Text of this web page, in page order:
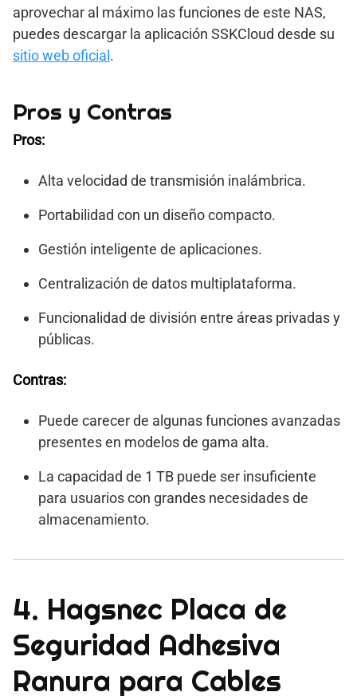
aprovechar al máximo las funciones de este NAS,
puedes descargar la aplicación SSKCloud desde su
sitio web oficial .
Pros y Contras
Pros:
Alta velocidad de transmisión inalámbrica.
Portabilidad con un diseño compacto.
Gestión inteligente de aplicaciones.
Centralización de datos multiplataforma.
Funcionalidad de división entre áreas privadas y
públicas.
Contras:
Puede carecer de algunas funciones avanzadas
presentes en modelos de gama alta.
La capacidad de 1 TB puede ser insuficiente
para usuarios con grandes necesidades de
almacenamiento.
4. Hagsnec Placa de
Seguridad Adhesiva
Ranura para Cables